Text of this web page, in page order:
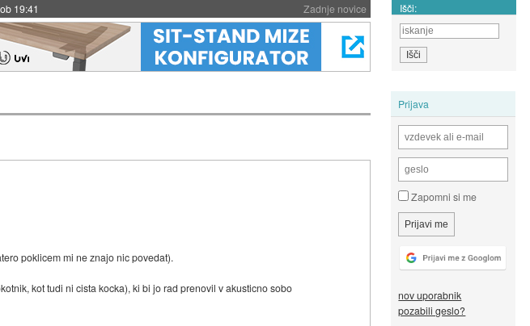
Zadnje novice
19:41 Išči:
Prijava
Zapomni si me
nov uporabnik
pozabili geslo?
poklicem mi ne znajo nic povedat).
kot tudi ni cista kocka), ki bi jo rad prenovil v akusticno sobo